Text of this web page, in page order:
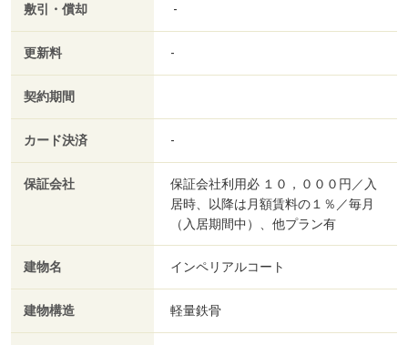
敷引・償却 -
更新料 -
契約期間
カード決済 -
保証会社
保証会社利用必 １０，０００円／入
居時、以降は月額賃料の１％／毎月
（入居期間中）、他プラン有
建物名 インペリアルコート
建物構造 軽量鉄骨